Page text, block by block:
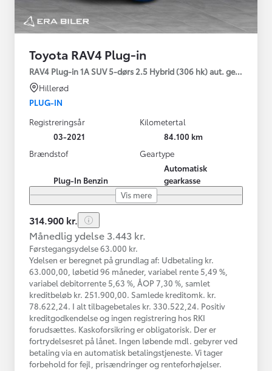
Toyota RAV4 Plug-in
RAV4 Plug-in 1A SUV 5-dørs 2.5 Hybrid (306 hk) aut. gear
Hillerød
PLUG-IN
Registreringsår
03-2021
Kilometertal
84.100 km
Brændstof
Plug-In Benzin
Geartype
Automatisk
gearkasse
Vis mere
314.900 kr.
Månedlig ydelse 3.443 kr.
Førstegangsydelse 63.000 kr.
Ydelsen er beregnet på grundlag af: Udbetaling kr.
63.000,00, løbetid 96 måneder, variabel rente 5,49 %,
variabel debitorrente 5,63 %, ÅOP 7,30 %, samlet
kreditbeløb kr. 251.900,00. Samlede kreditomk. kr.
78.622,24. I alt tilbagebetales kr. 330.522,24. Positiv
kreditgodkendelse og ingen registrering hos RKI
forudsættes. Kaskoforsikring er obligatorisk. Der er
fortrydelsesret på lånet. Ingen løbende mdl. gebyrer ved
betaling via en automatisk betalingstjeneste. Vi tager
forbehold for fejl, prisændringer og renteforhøjelser.